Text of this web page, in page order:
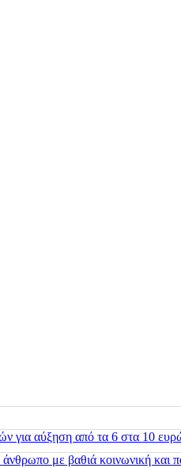
για αύξηση από τα 6 στα 10
με βαθιά κοινωνική και